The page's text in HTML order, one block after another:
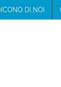
DI NOI